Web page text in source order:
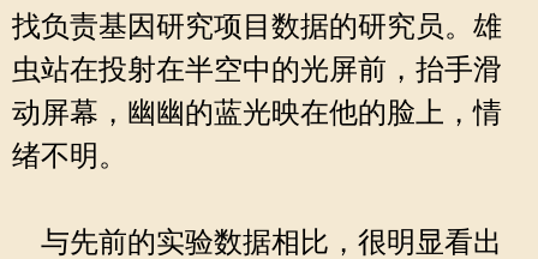
找负责基因研究项目数据的研究员。雄
虫站在投射在半空中的光屏前，抬手滑
动屏幕，幽幽的蓝光映在他的脸上，情
绪不明。
与先前的实验数据相比，很明显看出